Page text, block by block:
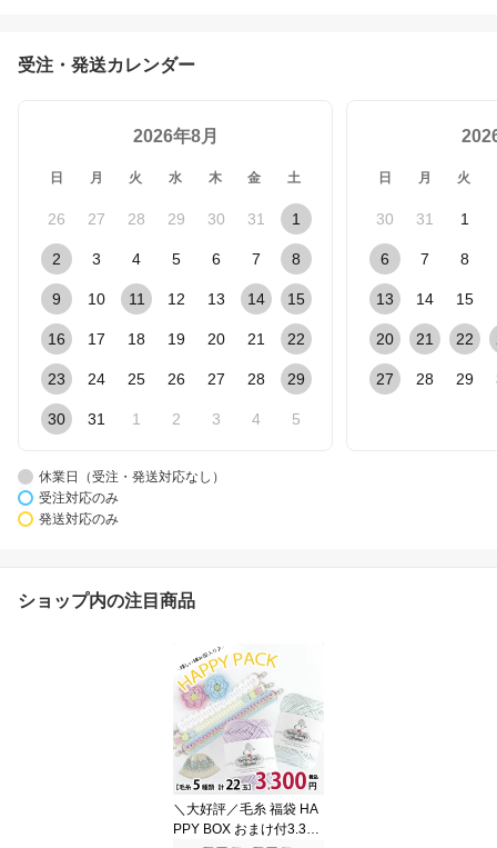
受注・発送カレンダー
2026年8月
日 月 火 水 木 金 土
26 27 28 29 30 31 1
2 3 4 5 6 7 8
9 10 11 12 13 14 15
16 17 18 19 20 21 22
23 24 25 26 27 28 29
30 31 1 2 3 4 5
日 月 火
30 31 1
6 7 8
13 14 15
20 21 22
27 28 29
休業日（受注・発送対応なし）
受注対応のみ
発送対応のみ
ショップ内の注目商品
＼大好評／毛糸 福袋 HA
PPY BOX おまけ付3.300